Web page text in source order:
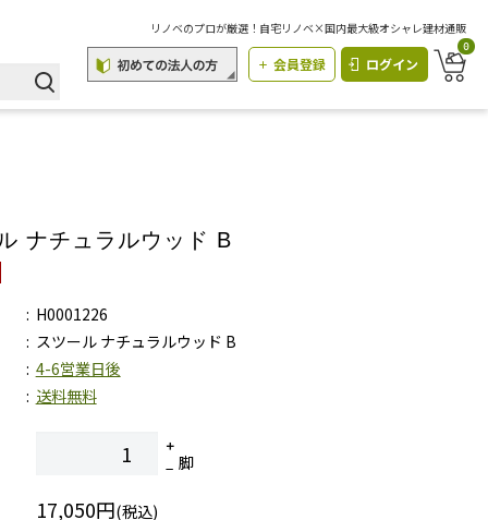
リノベのプロが厳選！自宅リノベ×国内最大級オシャレ建材通販
会員登録 ログイン
0
ナチュラルウッド B
H0001226
スツール ナチュラルウッド B
4-6営業日後
送料無料
脚
17,050円(税込)